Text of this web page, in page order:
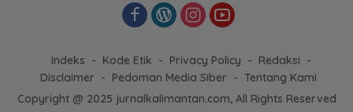
Indeks Kode Etik Privacy Policy
Redaksi
Disclaimer
Pedoman Media Siber
Tentang Kami
Copyright @ 2025 jurnalkalimantan.com, All Rights Reserved